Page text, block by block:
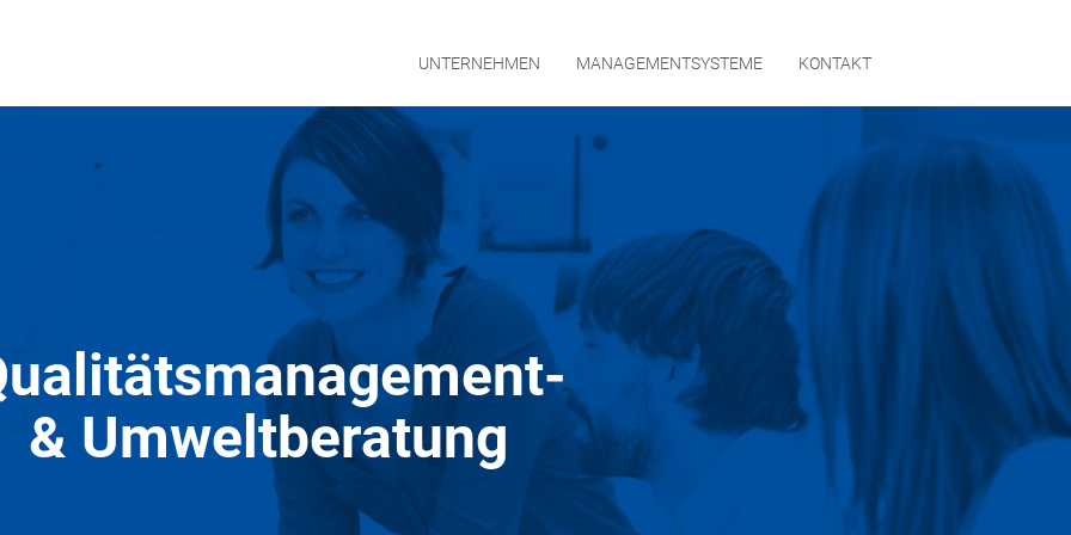
UNTERNEHMEN MANAGEMENTSYSTEME KONTAKT
& Umweltberatung
UNTERNEHMEN
MANAGEMENTSYSTEME